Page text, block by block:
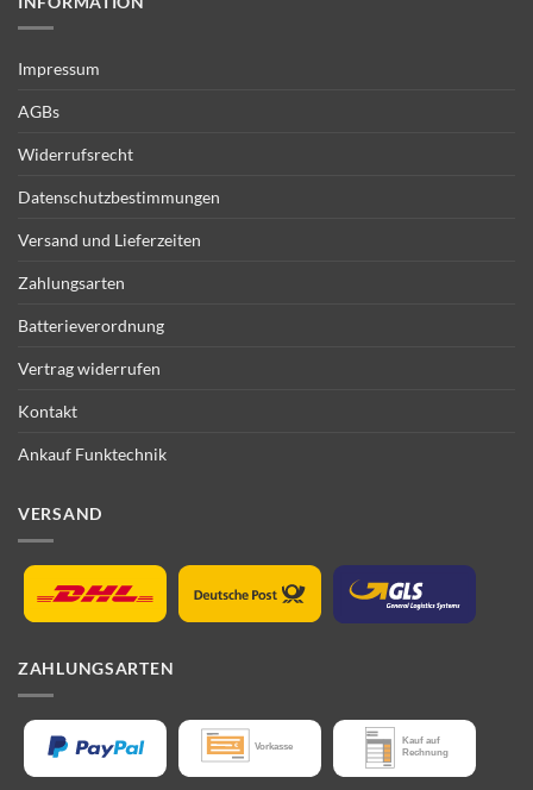
Impressum
AGBs
Widerrufsrecht
Datenschutzbestimmungen
Versand und Lieferzeiten
Zahlungsarten
Batterieverordnung
Vertrag widerrufen
Kontakt
Ankauf Funktechnik
VERSAND
ZAHLUNGSARTEN